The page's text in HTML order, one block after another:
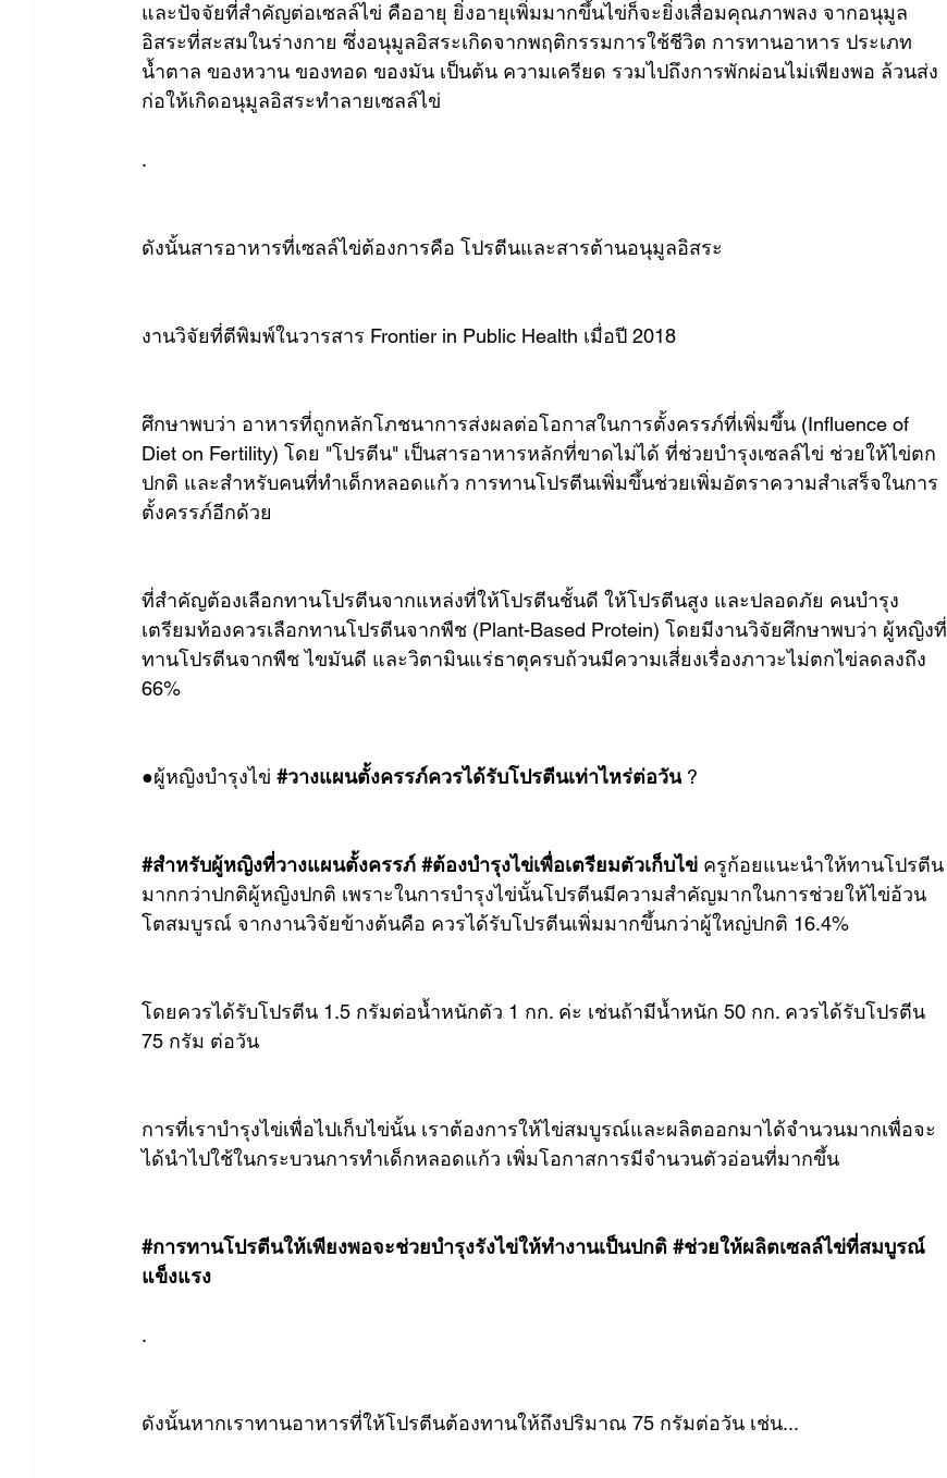
และปัจจัยที่สำคัญต่อเซลล์ไข่ คืออายุ ยิ่งอายุเพิ่มมากขึ้นไข่ก็จะยิ่งเสื่อมคุณภาพลง จากอนุมูล
อิสระที่สะสมในร่างกาย ซึ่งอนุมูลอิสระเกิดจากพฤติกรรมการใช้ชีวิต การทานอาหาร ประเภท
น้ำตาล ของหวาน ของทอด ของมัน เป็นต้น ความเครียด รวมไปถึงการพักผ่อนไม่เพียงพอ ล้วนส่ง
ก่อให้เกิดอนุมูลอิสระทำลายเซลล์ไข่
.
ดังนั้นสารอาหารที่เซลล์ไข่ต้องการคือ โปรตีนและสารต้านอนุมูลอิสระ
งานวิจัยที่ตีพิมพ์ในวารสาร Frontier in Public Health เมื่อปี 2018
ศึกษาพบว่า อาหารที่ถูกหลักโภชนาการส่งผลต่อโอกาสในการตั้งครรภ์ที่เพิ่มขึ้น (Influence of
Diet on Fertility) โดย "โปรตีน" เป็นสารอาหารหลักที่ขาดไม่ได้ ที่ช่วยบำรุงเซลล์ไข่ ช่วยให้ไข่ตก
ปกติ และสำหรับคนที่ทำเด็กหลอดแก้ว การทานโปรตีนเพิ่มขึ้นช่วยเพิ่มอัตราความสำเสร็จในการ
ตั้งครรภ์อีกด้วย
ที่สำคัญต้องเลือกทานโปรตีนจากแหล่งที่ให้โปรตีนชั้นดี ให้โปรตีนสูง และปลอดภัย คนบำรุง
เตรียมท้องควรเลือกทานโปรตีนจากพืช (Plant-Based Protein) โดยมีงานวิจัยศึกษาพบว่า ผู้หญิงที่
ทานโปรตีนจากพืช ไขมันดี และวิตามินแร่ธาตุครบถ้วนมีความเสี่ยงเรื่องภาวะไม่ตกไข่ลดลงถึง
66%
●ผู้หญิงบำรุงไข่ #วางแผนตั้งครรภ์ควรได้รับโปรตีนเท่าไหร่ต่อวัน ?
#สำหรับผู้หญิงที่วางแผนตั้งครรภ์ #ต้องบำรุงไข่เพื่อเตรียมตัวเก็บไข่ ครูก้อยแนะนำให้ทานโปรตีน
มากกว่าปกติผู้หญิงปกติ เพราะในการบำรุงไข่นั้นโปรตีนมีความสำคัญมากในการช่วยให้ไข่อ้วน
โตสมบูรณ์ จากงานวิจัยข้างต้นคือ ควรได้รับโปรตีนเพิ่มมากขึ้นกว่าผู้ใหญ่ปกติ 16.4%
โดยควรได้รับโปรตีน 1.5 กรัมต่อน้ำหนักตัว 1 กก. ค่ะ เช่นถ้ามีน้ำหนัก 50 กก. ควรได้รับโปรตีน
75 กรัม ต่อวัน
การที่เราบำรุงไข่เพื่อไปเก็บไข่นั้น เราต้องการให้ไข่สมบูรณ์และผลิตออกมาได้จำนวนมากเพื่อจะ
ได้นำไปใช้ในกระบวนการทำเด็กหลอดแก้ว เพิ่มโอกาสการมีจำนวนตัวอ่อนที่มากขึ้น
#การทานโปรตีนให้เพียงพอจะช่วยบำรุงรังไข่ให้ทำงานเป็นปกติ #ช่วยให้ผลิตเซลล์ไข่ที่สมบูรณ์
แข็งแรง
.
ดังนั้นหากเราทานอาหารที่ให้โปรตีนต้องทานให้ถึงปริมาณ 75 กรัมต่อวัน เช่น...